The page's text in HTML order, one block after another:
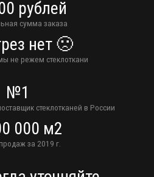
рублей
сумма заказа
нет 🙁
не режем стеклоткани
№1
стеклотканей в России
000 м2
за 2019 г.